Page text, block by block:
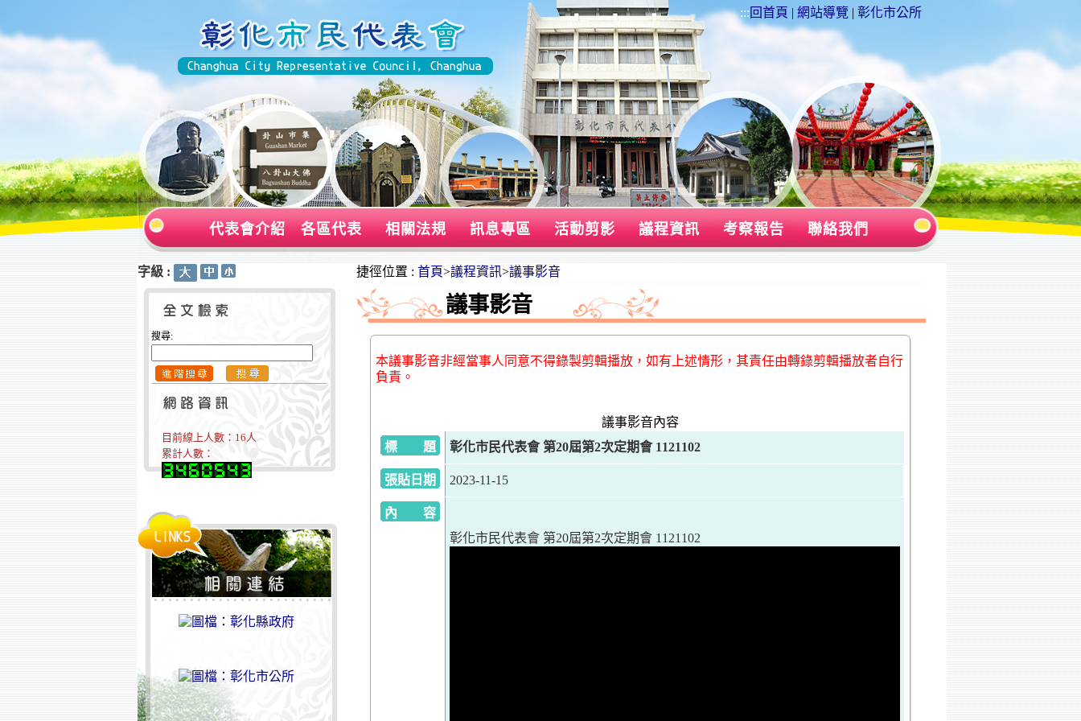
::: 回首頁 | 網站導覽 | 彰化市公所
代表會介紹 各區代表 相關法規 訊息專區 活動剪影 議程資訊 考察報告 聯絡我們
字級 :
搜尋:
目前線上人數： 16人
累計人數：
捷徑位置 : 首頁>議程資訊>議事影音
議事影音
本議事影音非經當事人同意不得錄製剪輯播放，如有上述情形，其責任由轉錄剪輯播放者自行
負責。
議事影音內容
標 題
彰化市民代表會 第20屆第2次定期會 1121102
張貼日期 2023-11-15
內 容
彰化市民代表會 第20屆第2次定期會 1121102